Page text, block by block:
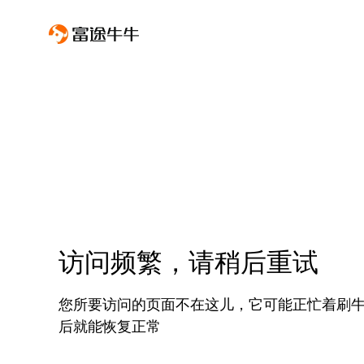
访问频繁，请稍后重试
您所要访问的页面不在这儿，它可能正忙着刷
后就能恢复正常